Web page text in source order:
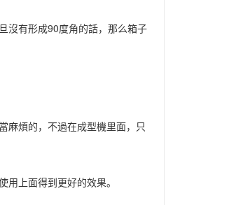
沒有形成90度角的話，那么箱子
煩的，不過在成型機里面，只
上面得到更好的效果。